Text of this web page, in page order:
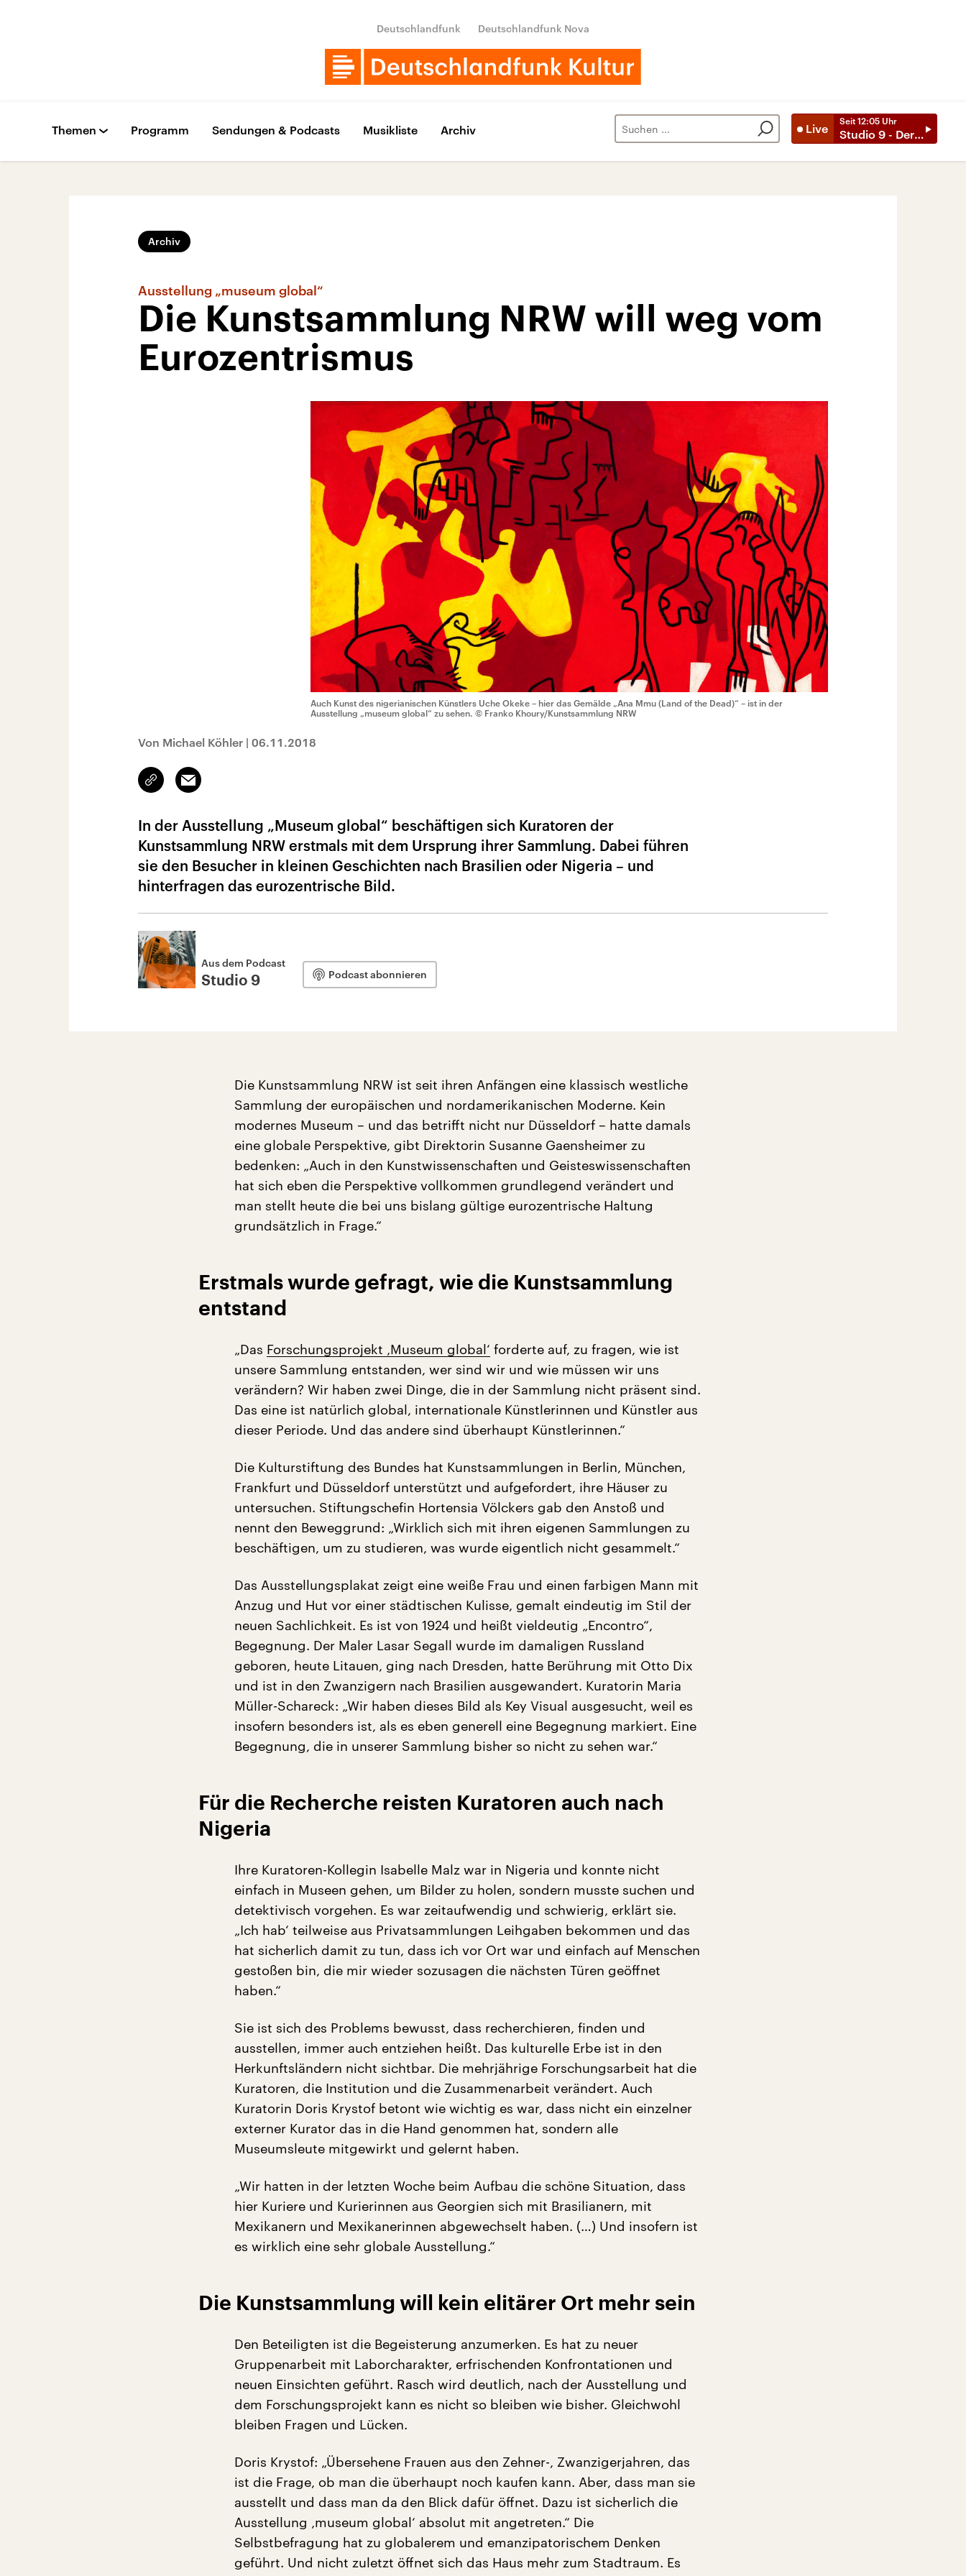
Deutschlandfunk Deutschlandfunk Nova
Live
Seit 12:05 Uhr
Studio 9 - Der Tag mit
Themen Programm Sendungen & Podcasts Musikliste Archiv
Archiv
Ausstellung „museum global“
Die Kunstsammlung NRW will weg vom
Eurozentrismus
Auch Kunst des nigerianischen Künstlers Uche Okeke – hier das Gemälde „Ana Mmu (Land of the Dead)“ – ist in der
Ausstellung „museum global“ zu sehen. © Franko Khoury/Kunstsammlung NRW
Von Michael Köhler | 06.11.2018
Link
kopieren/teilen
Email
In der Ausstellung „Museum global“ beschäftigen sich Kuratoren der
Kunstsammlung NRW erstmals mit dem Ursprung ihrer Sammlung. Dabei führen
sie den Besucher in kleinen Geschichten nach Brasilien oder Nigeria – und
hinterfragen das eurozentrische Bild.
Aus dem Podcast
Studio 9 Podcast abonnieren
Die Kunstsammlung NRW ist seit ihren Anfängen eine klassisch westliche
Sammlung der europäischen und nordamerikanischen Moderne. Kein
modernes Museum – und das betrifft nicht nur Düsseldorf – hatte damals
eine globale Perspektive, gibt Direktorin Susanne Gaensheimer zu
bedenken: „Auch in den Kunstwissenschaften und Geisteswissenschaften
hat sich eben die Perspektive vollkommen grundlegend verändert und
man stellt heute die bei uns bislang gültige eurozentrische Haltung
grundsätzlich in Frage.“
Erstmals wurde gefragt, wie die Kunstsammlung
entstand
„Das Forschungsprojekt ‚Museum global‘ forderte auf, zu fragen, wie ist
unsere Sammlung entstanden, wer sind wir und wie müssen wir uns
verändern? Wir haben zwei Dinge, die in der Sammlung nicht präsent sind.
Das eine ist natürlich global, internationale Künstlerinnen und Künstler aus
dieser Periode. Und das andere sind überhaupt Künstlerinnen.“
Die Kulturstiftung des Bundes hat Kunstsammlungen in Berlin, München,
Frankfurt und Düsseldorf unterstützt und aufgefordert, ihre Häuser zu
untersuchen. Stiftungschefin Hortensia Völckers gab den Anstoß und
nennt den Beweggrund: „Wirklich sich mit ihren eigenen Sammlungen zu
beschäftigen, um zu studieren, was wurde eigentlich nicht gesammelt.“
Das Ausstellungsplakat zeigt eine weiße Frau und einen farbigen Mann mit
Anzug und Hut vor einer städtischen Kulisse, gemalt eindeutig im Stil der
neuen Sachlichkeit. Es ist von 1924 und heißt vieldeutig „Encontro“,
Begegnung. Der Maler Lasar Segall wurde im damaligen Russland
geboren, heute Litauen, ging nach Dresden, hatte Berührung mit Otto Dix
und ist in den Zwanzigern nach Brasilien ausgewandert. Kuratorin Maria
Müller-Schareck: „Wir haben dieses Bild als Key Visual ausgesucht, weil es
insofern besonders ist, als es eben generell eine Begegnung markiert. Eine
Begegnung, die in unserer Sammlung bisher so nicht zu sehen war.“
Für die Recherche reisten Kuratoren auch nach
Nigeria
Ihre Kuratoren-Kollegin Isabelle Malz war in Nigeria und konnte nicht
einfach in Museen gehen, um Bilder zu holen, sondern musste suchen und
detektivisch vorgehen. Es war zeitaufwendig und schwierig, erklärt sie.
„Ich hab‘ teilweise aus Privatsammlungen Leihgaben bekommen und das
hat sicherlich damit zu tun, dass ich vor Ort war und einfach auf Menschen
gestoßen bin, die mir wieder sozusagen die nächsten Türen geöffnet
haben.“
Sie ist sich des Problems bewusst, dass recherchieren, finden und
ausstellen, immer auch entziehen heißt. Das kulturelle Erbe ist in den
Herkunftsländern nicht sichtbar. Die mehrjährige Forschungsarbeit hat die
Kuratoren, die Institution und die Zusammenarbeit verändert. Auch
Kuratorin Doris Krystof betont wie wichtig es war, dass nicht ein einzelner
externer Kurator das in die Hand genommen hat, sondern alle
Museumsleute mitgewirkt und gelernt haben.
„Wir hatten in der letzten Woche beim Aufbau die schöne Situation, dass
hier Kuriere und Kurierinnen aus Georgien sich mit Brasilianern, mit
Mexikanern und Mexikanerinnen abgewechselt haben. (…) Und insofern ist
es wirklich eine sehr globale Ausstellung.“
Die Kunstsammlung will kein elitärer Ort mehr sein
Den Beteiligten ist die Begeisterung anzumerken. Es hat zu neuer
Gruppenarbeit mit Laborcharakter, erfrischenden Konfrontationen und
neuen Einsichten geführt. Rasch wird deutlich, nach der Ausstellung und
dem Forschungsprojekt kann es nicht so bleiben wie bisher. Gleichwohl
bleiben Fragen und Lücken.
Doris Krystof: „Übersehene Frauen aus den Zehner-, Zwanzigerjahren, das
ist die Frage, ob man die überhaupt noch kaufen kann. Aber, dass man sie
ausstellt und dass man da den Blick dafür öffnet. Dazu ist sicherlich die
Ausstellung ‚museum global‘ absolut mit angetreten.“ Die
Selbstbefragung hat zu globalerem und emanzipatorischem Denken
geführt. Und nicht zuletzt öffnet sich das Haus mehr zum Stadtraum. Es